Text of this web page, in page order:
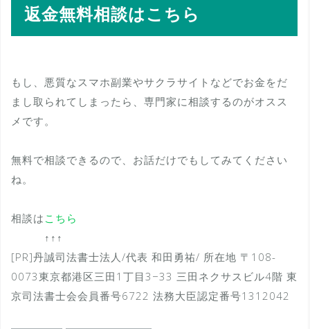
返金無料相談はこちら
もし、悪質なスマホ副業やサクラサイトなどでお金をだ
まし取られてしまったら、専門家に相談するのがオスス
メです。
無料で相談できるので、お話だけでもしてみてください
ね。
相談は こちら
↑↑↑
[PR]丹誠司法書士法人/代表 和田勇祐/ 所在地 〒108-
0073東京都港区三田1丁目3−33 三田ネクサスビル4階 東
京司法書士会会員番号6722 法務大臣認定番号1312042